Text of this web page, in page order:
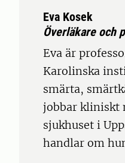
Eva Kosek
Överläkare och
Eva är
Karolinska
smärta,
jobbar kliniskt
sjukhuset i
handlar om